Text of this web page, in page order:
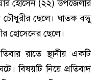
হোসেন (২২) উপজেলার
চৌধুরীর ছেলে। ঘাতক বন্ধু
হোসেনের ছেলে।
রাতে স্থানীয় একটি
বিষয়টি নিয়ে প্রতিবাদ